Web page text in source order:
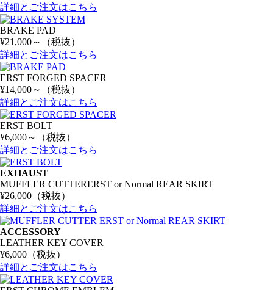
詳細とご注文はこちら
BRAKE PAD
¥21,000～（税抜）
詳細とご注文はこちら
ERST FORGED SPACER
¥14,000～（税抜）
詳細とご注文はこちら
ERST BOLT
¥6,000～（税抜）
詳細とご注文はこちら
EXHAUST
MUFFLER CUTTERERST or Normal REAR SKIRT
¥26,000（税抜）
詳細とご注文はこちら
ACCESSORY
LEATHER KEY COVER
¥6,000（税抜）
詳細とご注文はこちら